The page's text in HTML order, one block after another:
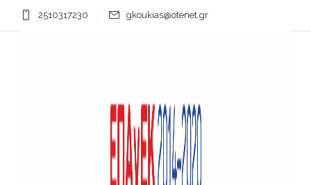
2510317230 gkoukias@otenet.gr